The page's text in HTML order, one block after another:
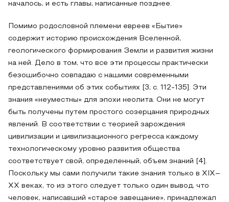
началось, и есть главы, написанные позднее.
Помимо родословной племени евреев «Бытие»
содержит историю происхождения Вселенной,
геологического формирования Земли и развития жизни
на ней. Дело в том, что все эти процессы практически
безошибочно совпадаю с нашими современными
представлениями об этих событиях [3, с. 112-135]. Эти
знания «неуместны» для эпохи неолита. Они не могут
быть получены путем простого созерцания природных
явлений. В соответствии с теорией зарождения
цивилизации и цивилизационного регресса каждому
технологическому уровню развития общества
соответствует свой, определенный, объем знаний [4].
Поскольку мы сами получили такие знания только в XIX–
XX веках, то из этого следует только один вывод, что
человек, написавший «старое завещание», принадлежал